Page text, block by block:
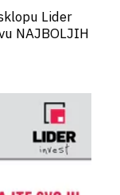
Lider
NAJBOLJIH